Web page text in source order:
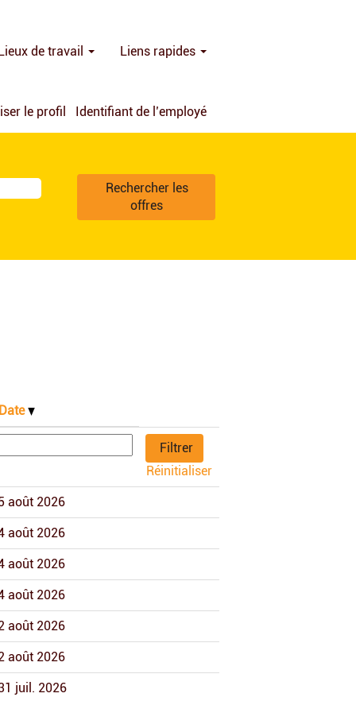
de travail Liens rapides
le profil Identifiant de l’employé
Réinitialiser
août 2026
août 2026
août 2026
août 2026
août 2026
août 2026
juil. 2026